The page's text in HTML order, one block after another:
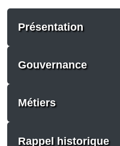
Présentation
Gouvernance
Métiers
Rappel historique